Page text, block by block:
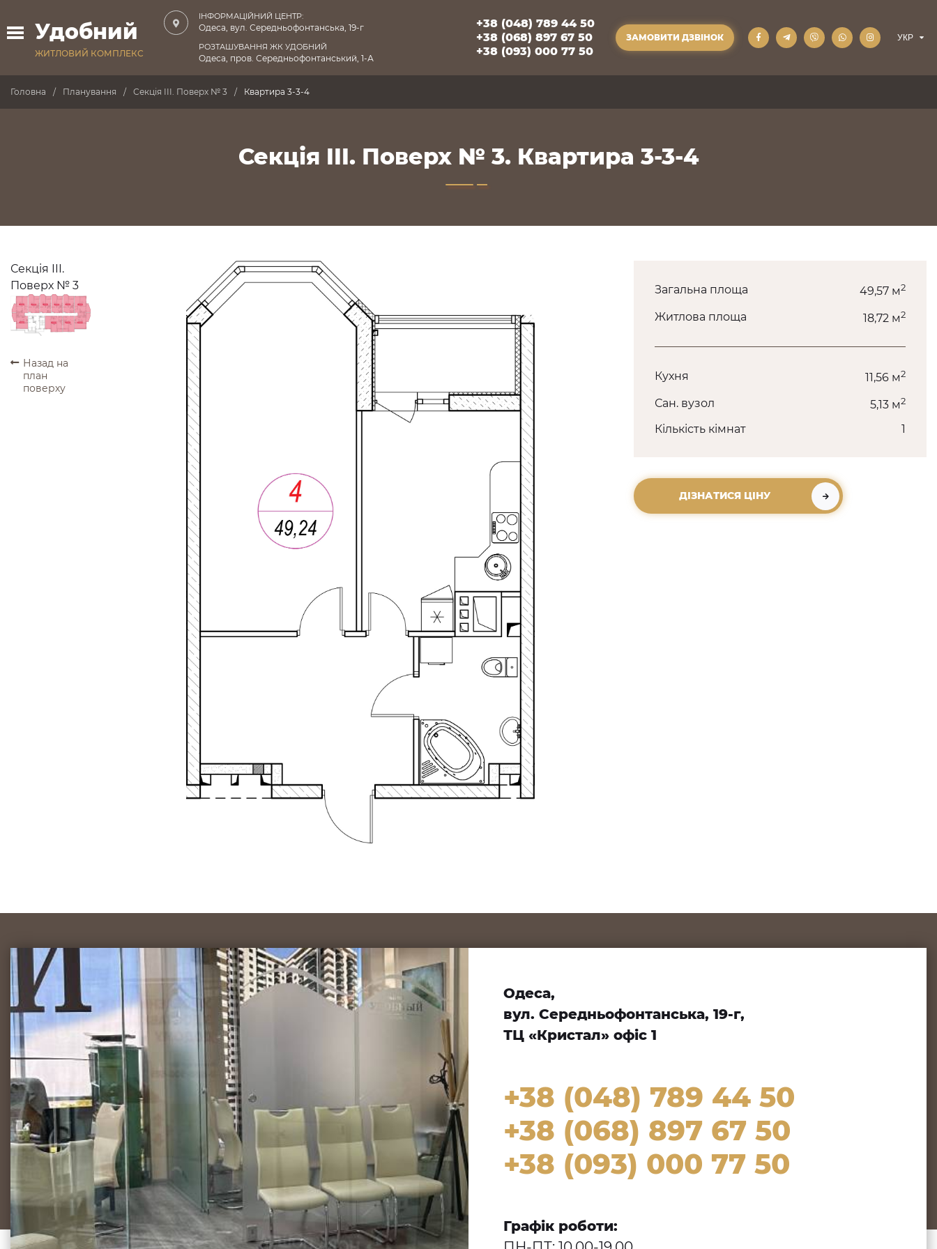
Удобний
ЖИТЛОВИЙ КОМПЛЕКС
ІНФОРМАЦІЙНИЙ ЦЕНТР:
Одеса, вул. Середньофонтанська, 19-г
РОЗТАШУВАННЯ ЖК УДОБНИЙ
Одеса, пров. Середньофонтанський, 1-А
+38 (048) 789 44 50
+38 (068) 897 67 50
+38 (093) 000 77 50
ЗАМОВИТИ ДЗВІНОК
Головна Планування Секція III. Поверх № 3 Квартира 3-3-4
Секція III. Поверх № 3. Квартира 3-3-4
Секція III.
Поверх № 3
ПРОДАНО
Назад на
план
поверху
Загальна площа 49,57 м2
Житлова площа 18,72 м2
Кухня 11,56 м2
Сан. вузол 5,13 м2
Кількість кімнат 1
ДІЗНАТИСЯ ЦІНУ
Одеса,
вул. Середньофонтанська, 19-г,
ТЦ «Кристал» офіс 1
+38 (048) 789 44 50
+38 (068) 897 67 50
+38 (093) 000 77 50
Графік роботи: